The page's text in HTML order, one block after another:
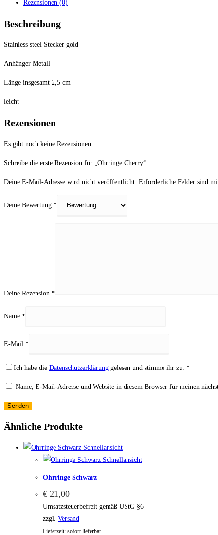
Rezensionen (0)
Beschreibung
Stainless steel Stecker gold
Anhänger Metall
Länge insgesamt 2,5 cm
leicht
Rezensionen
Es gibt noch keine Rezensionen.
Schreibe die erste Rezension für „Ohrringe Cherry“
Deine E-Mail-Adresse wird nicht veröffentlicht. Erforderliche Felder sind
Deine Bewertung *
Deine Rezension *
Name *
E-Mail *
Ich habe die Datenschutzerklärung gelesen und stimme ihr zu. *
Name, E-Mail-Adresse und Website in diesem Browser für meinen
Ähnliche Produkte
Schnellansicht
Schnellansicht
Ohrringe Schwarz
€ 21,00
Umsatzsteuerbefreit gemäß UStG §6
zzgl. Versand
Lieferzeit: sofort lieferbar